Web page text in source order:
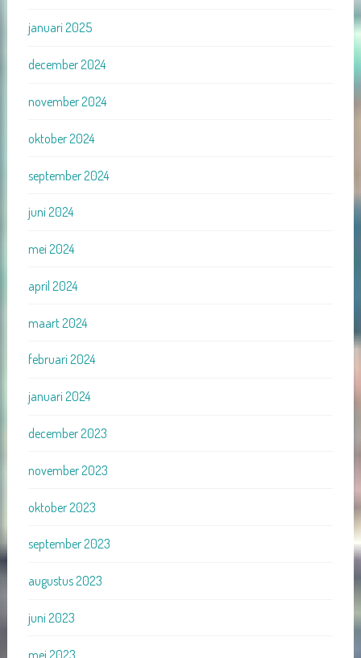
januari 2025
december 2024
november 2024
oktober 2024
september 2024
juni 2024
mei 2024
april 2024
maart 2024
februari 2024
januari 2024
december 2023
november 2023
oktober 2023
september 2023
augustus 2023
juni 2023
mei 2023